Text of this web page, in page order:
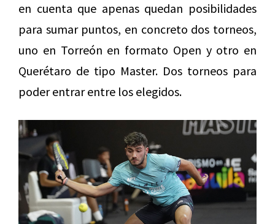
en cuenta que apenas quedan posibilidades
para sumar puntos, en concreto dos torneos,
uno en Torreón en formato Open y otro en
Querétaro de tipo Master. Dos torneos para
poder entrar entre los elegidos.